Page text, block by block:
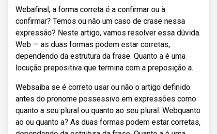
Webafinal, a forma correta é a confirmar ou à
confirmar? Temos ou não um caso de crase nessa
expressão? Neste artigo, vamos resolver essa dúvida.
Web — as duas formas podem estar corretas,
dependendo da estrutura da frase. Quanto a é uma
locução prepositiva que termina com a preposição a.
Websaiba se é correto usar ou não o artigo definido
antes do pronome possessivo em expressões como
quanto a seu plural ou quanto ao seu plural. Webquanto
ao ou quanto a? As duas formas podem estar corretas,